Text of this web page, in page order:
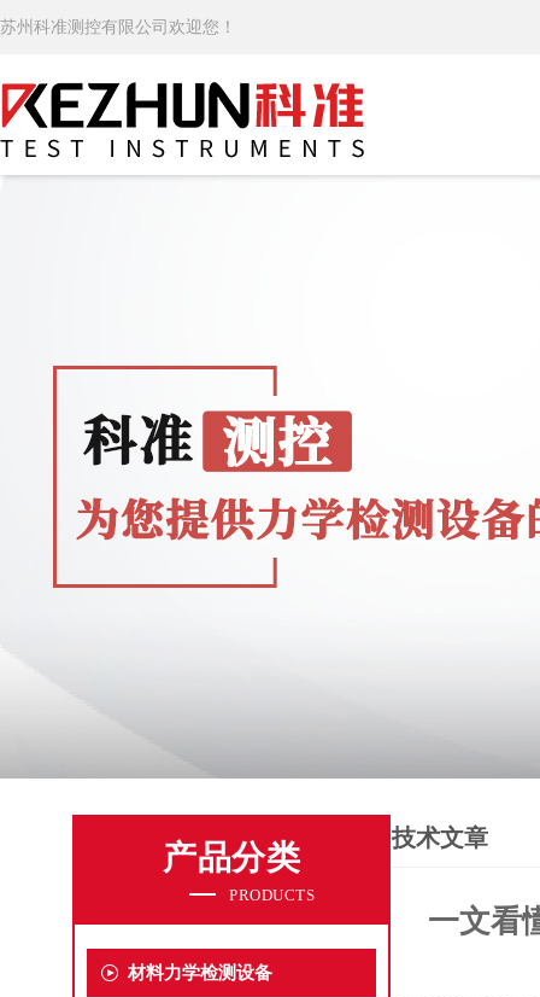
苏州科准测控有限公司欢迎您！
产品分类
PRODUCTS
材料力学检测设备
技术文章
一文看